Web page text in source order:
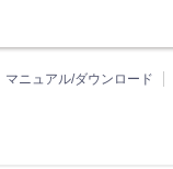
マニュアル/ダウンロード